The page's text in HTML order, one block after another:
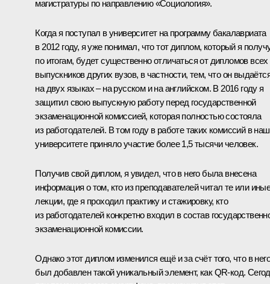
магистратуры по направлению «Социология».
Когда я поступал в университет на программу бакалавриата
в 2012 году, я уже понимал, что тот диплом, который я
по итогам, будет существенно отличаться от дипломов всех
выпускников других вузов, в частности, тем, что он
на двух языках – на русском и на английском. В 2016 году я
защитил свою выпускную работу перед государственной
экзаменационной комиссией, которая полностью состояла
из работодателей. В том году в работе таких комиссий в
университете приняло участие более 1,5 тысячи человек.
Получив свой диплом, я увидел, что в него была внесена
информация о том, кто из преподавателей читал те или
лекции, где я проходил практику и стажировку, кто
из работодателей конкретно входил в состав
экзаменационной комиссии.
Однако этот диплом изменился ещё и за счёт того, что в него
был добавлен такой уникальный элемент, как QR-код.